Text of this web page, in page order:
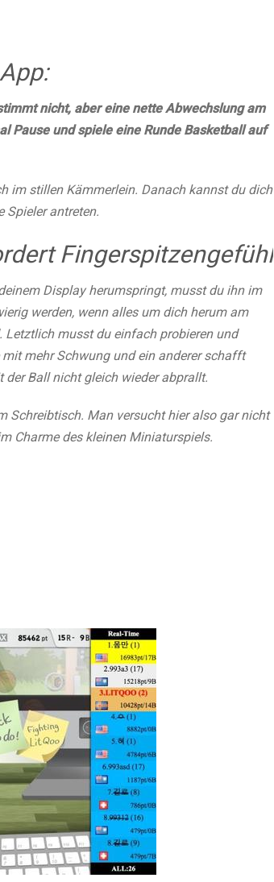
nicht, aber eine nette Abwechslung am
Pause und spiele eine Runde Basketball auf
im stillen Kämmerlein. Danach kannst du dich
Spieler antreten.
Fingerspitzengefühl
Display herumspringt, musst du ihn im
werden, wenn alles um dich herum am
Letztlich musst du einfach probieren und
mehr Schwung und ein anderer schafft
Ball nicht gleich wieder abprallt.
Schreibtisch. Man versucht hier also gar nicht
Charme des kleinen Miniaturspiels.